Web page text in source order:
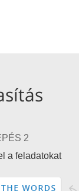
2
a feladatokat